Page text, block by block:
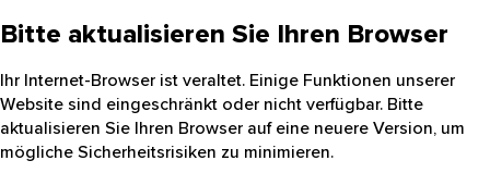
Bitte aktualisieren Sie Ihren Browser
Ihr Internet-Browser ist veraltet. Einige Funktionen unserer
Website sind eingeschränkt oder nicht verfügbar. Bitte
aktualisieren Sie Ihren Browser auf eine neuere Version, um
mögliche Sicherheitsrisiken zu minimieren.